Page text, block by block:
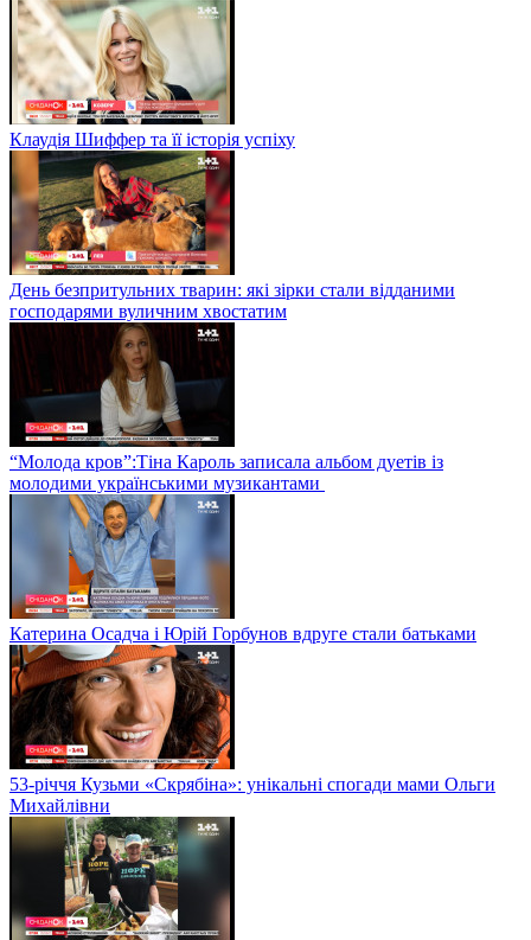
Клаудія Шиффер та її історія успіху
День безпритульних тварин: які зірки стали відданими
господарями вуличним хвостатим
“Молода кров”:Тіна Кароль записала альбом дуетів із
молодими українськими музикантами
Катерина Осадча і Юрій Горбунов вдруге стали батьками
53-річчя Кузьми «Скрябіна»: унікальні спогади мами Ольги
Михайлівни